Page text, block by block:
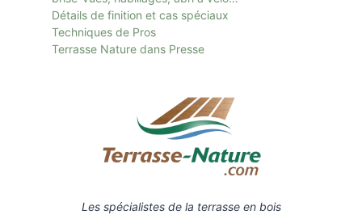
Détails de finition et cas spéciaux
Techniques de Pros
Terrasse Nature dans Presse
Les spécialistes de la terrasse en bois